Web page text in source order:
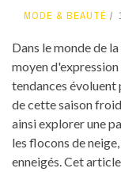
MODE & BEAUTÉ
Dans le monde de
moyen
tendances évoluent
de cette saison
ainsi explorer une
les flocons de
enneigés. Cet